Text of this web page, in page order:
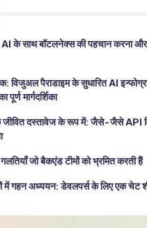
के साथ बॉटलनेक्स की पहचान करना और
विजुअल पैराडाइम के सुधारित AI
मार्गदर्शिका
जीवित दस्तावेज के रूप में: जैसे-जैसे API
जो बैकएंड टीमों को भ्रमित करती हैं
में गहन अध्ययन: डेवलपर्स के लिए एक चेट